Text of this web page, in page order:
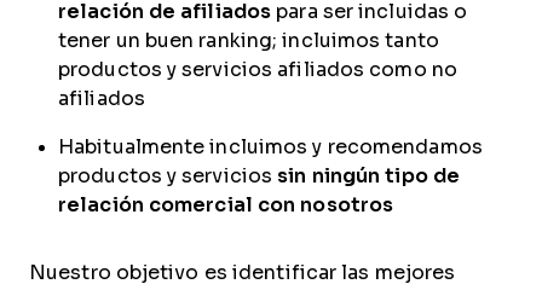
relación de afiliados para ser incluidas o
tener un buen ranking; incluimos tanto
productos y servicios afiliados como no
afiliados
Habitualmente incluimos y recomendamos
productos y servicios sin ningún tipo de
relación comercial con nosotros
Nuestro objetivo es identificar las mejores